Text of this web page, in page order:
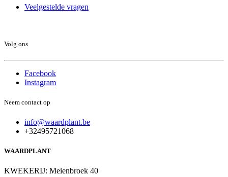
Veelgestelde vragen
Volg ons
Facebook
Instagram
Neem contact op
info@waardplant.be
+32495721068
WAARDPLANT
KWEKERIJ: Meienbroek 40